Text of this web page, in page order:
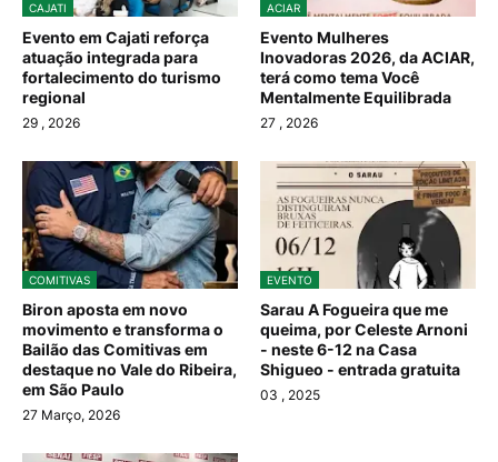
CAJATI
Evento em Cajati reforça
atuação integrada para
fortalecimento do turismo
regional
29 , 2026
ACIAR
Evento Mulheres
Inovadoras 2026, da ACIAR,
terá como tema Você
Mentalmente Equilibrada
27 , 2026
COMITIVAS
Biron aposta em novo
movimento e transforma o
Bailão das Comitivas em
destaque no Vale do Ribeira,
em São Paulo
27 Março, 2026
EVENTO
Sarau A Fogueira que me
queima, por Celeste Arnoni
- neste 6-12 na Casa
Shigueo - entrada gratuita
03 , 2025